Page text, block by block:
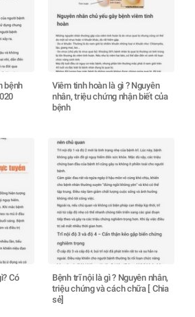
bệnh
Viêm tinh hoàn là gì ? Nguyên
nhân, triệu chứng nhận biết của
bệnh
Có
Bệnh trĩ nội là gì ? Nguyên nhân,
triệu chứng và cách chữa [ Chia
sẻ]